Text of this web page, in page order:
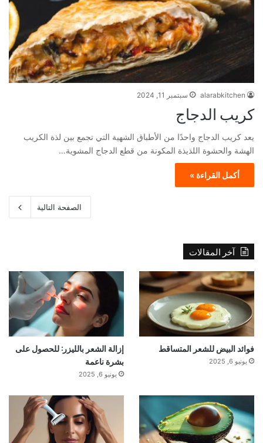
alarabkitchen سبتمبر 11, 2024
كريب الدجاج
يعد كريب الدجاج واحدًا من الأطباق الشهية التي تجمع بين لذة الكريب
الهشة والحشوة اللذيذة المكونة من قطع الدجاج المشوية…
أكمل القراءة »
الصفحة التالية
آخر المقالات
فوائد البيض للشعر المتساقط
يونيو 6, 2025
إزالة الشعر بالليزر: للحصول على
بشرة ناعمة
يونيو 6, 2025